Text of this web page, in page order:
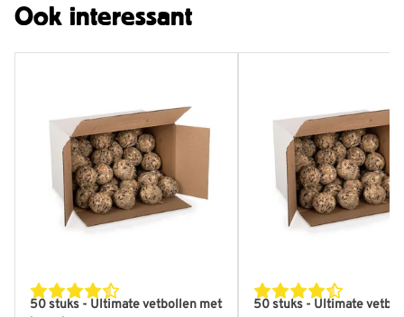
Ook interessant
50 stuks - Ultimate vetbollen met
50 stuks - Ultimate